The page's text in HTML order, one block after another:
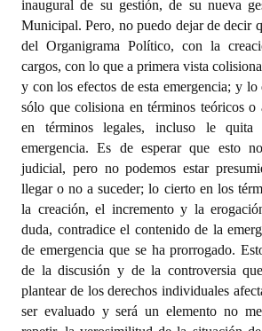
inaugural de su gestión, de su nueva
Municipal. Pero, no puedo dejar de decir
del Organigrama Político, con la
cargos, con lo que a primera vista
y con los efectos de esta emergencia; y lo
sólo que colisiona en términos teóricos o
en términos legales, incluso le
emergencia. Es de esperar que esto
judicial, pero no podemos estar
llegar o no a suceder; lo cierto en los
la creación, el incremento y la
duda, contradice el contenido de la
de emergencia que se ha prorrogado.
de la discusión y de la controversia
plantear de los derechos individuales
ser evaluado y será un elemento no